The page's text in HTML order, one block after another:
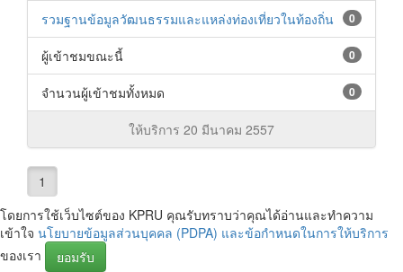
0
รวมฐานข้อมูลวัฒนธรรมและแหล่งท่องเที่ยวในท้องถิ่น
0
ผู้เข้าชมขณะนี้
0
จำนวนผู้เข้าชมทั้งหมด
ให้บริการ 20 มีนาคม 2557
1
โดยการใช้เว็บไซต์ของ KPRU คุณรับทราบว่าคุณได้อ่านและทำความ
เข้าใจ นโยบายข้อมูลส่วนบุคคล (PDPA) และข้อกำหนดในการให้บริการ
ของเรา
ยอมรับ